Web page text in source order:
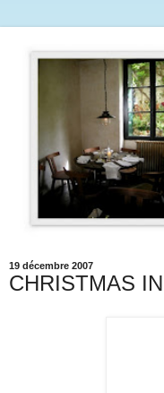
19 décembre 2007
CHRISTMAS